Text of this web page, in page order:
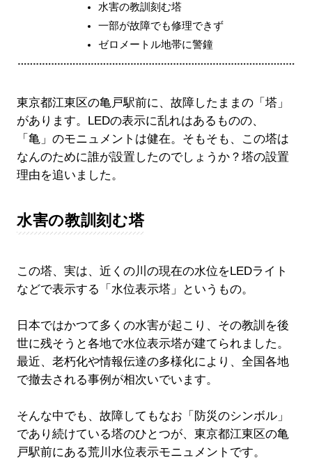
水害の教訓刻む塔
一部が故障でも修理できず
ゼロメートル地帯に警鐘
東京都江東区の亀戸駅前に、故障したままの「塔」
があります。LEDの表示に乱れはあるものの、
「亀」のモニュメントは健在。そもそも、この塔は
なんのために誰が設置したのでしょうか？塔の設置
理由を追いました。
水害の教訓刻む塔
この塔、実は、近くの川の現在の水位をLEDライト
などで表示する「水位表示塔」というもの。
日本ではかつて多くの水害が起こり、その教訓を後
世に残そうと各地で水位表示塔が建てられました。
最近、老朽化や情報伝達の多様化により、全国各地
で撤去される事例が相次いでいます。
そんな中でも、故障してもなお「防災のシンボル」
であり続けている塔のひとつが、東京都江東区の亀
戸駅前にある荒川水位表示モニュメントです。